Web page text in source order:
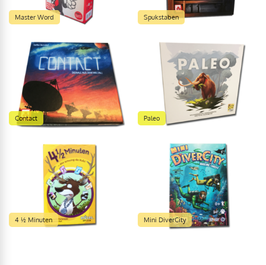
Master Word Spukstaben
Contact Paleo
4 ½ Minuten Mini DiverCity